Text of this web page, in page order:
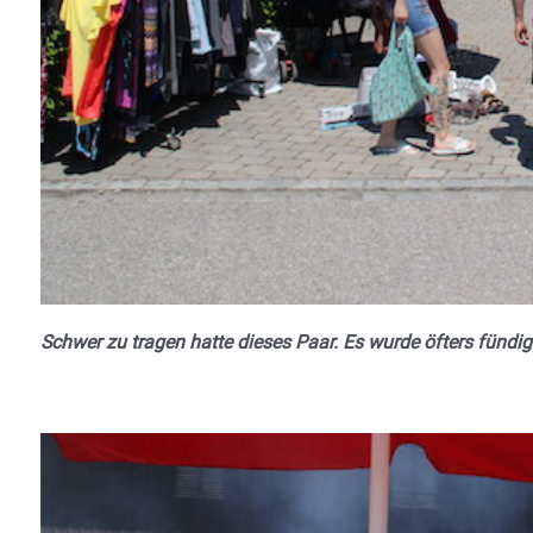
Schwer zu tragen hatte dieses Paar. Es wurde öfters